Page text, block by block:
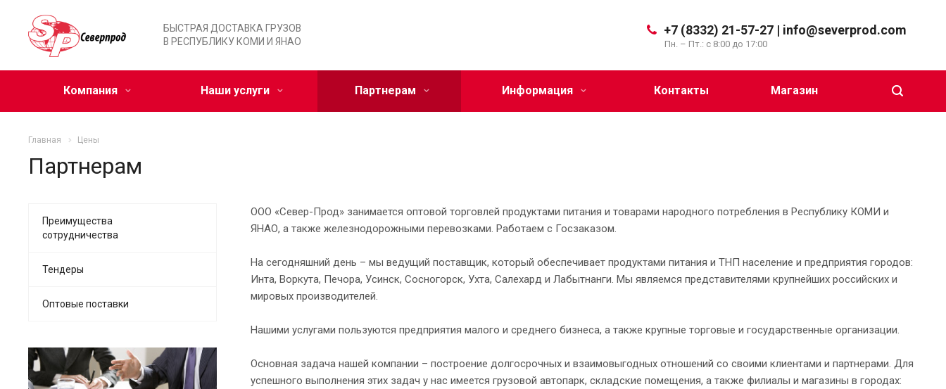
БЫСТРАЯ ДОСТАВКА ГРУЗОВ
В РЕСПУБЛИКУ КОМИ И ЯНАО
+7 (8332) 21-57-27 | info@severprod.com
Пн. – Пт.: с 8:00 до 17:00
Компания Наши услуги Партнерам Информация Контакты Магазин
Главная Цены
Партнерам
ООО «Север-Прод» занимается оптовой торговлей продуктами питания и товарами народного потребления в Республику КОМИ и
ЯНАО, а также железнодорожными перевозками. Работаем с Госзаказом.
На сегодняшний день – мы ведущий поставщик, который обеспечивает продуктами питания и ТНП население и предприятия городов:
Инта, Воркута, Печора, Усинск, Сосногорск, Ухта, Салехард и Лабытнанги. Мы являемся представителями крупнейших российских и
мировых производителей.
Нашими услугами пользуются предприятия малого и среднего бизнеса, а также крупные торговые и государственные организации.
Основная задача нашей компании – построение долгосрочных и взаимовыгодных отношений со своими клиентами и партнерами. Для
успешного выполнения этих задач у нас имеется грузовой автопарк, складские помещения, а также филиалы и магазины в городах:
Преимущества
сотрудничества
Тендеры
Оптовые поставки